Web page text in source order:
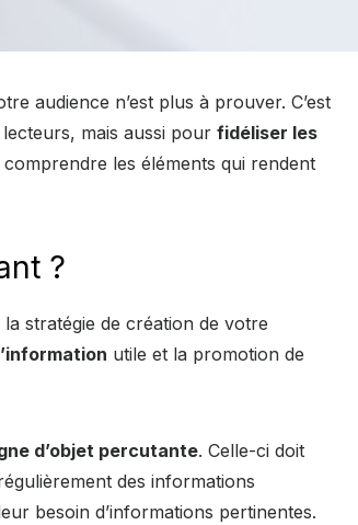
audience n’est plus à prouver. C’est
mais aussi pour fidéliser les
les éléments qui rendent
?
la stratégie de création de votre
utile et la promotion de
d’objet percutante. Celle-ci doit
des informations
besoin d’informations pertinentes.